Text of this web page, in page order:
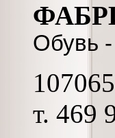
Обувь
т. 469